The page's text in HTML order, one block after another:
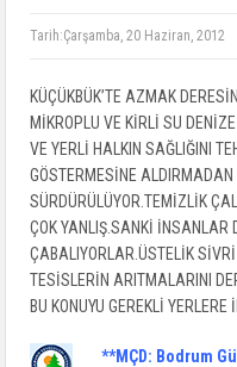
Tarih:Çarşamba, 20 Haziran, 2012
KÜÇÜKBÜK’TE AZMAK
MİKROPLU VE KİRLİ SU
VE YERLİ HALKIN SAĞLIĞINI
GÖSTERMESİNE
SÜRDÜRÜLÜYOR.TEMİZLİK
ÇOK YANLIŞ.SANKİ İNSANLAR
ÇABALIYORLAR.ÜSTELİK
TESİSLERİN ARITMALARINI
BU KONUYU GEREKLİ YERLERE
**MÇD: Bodrum